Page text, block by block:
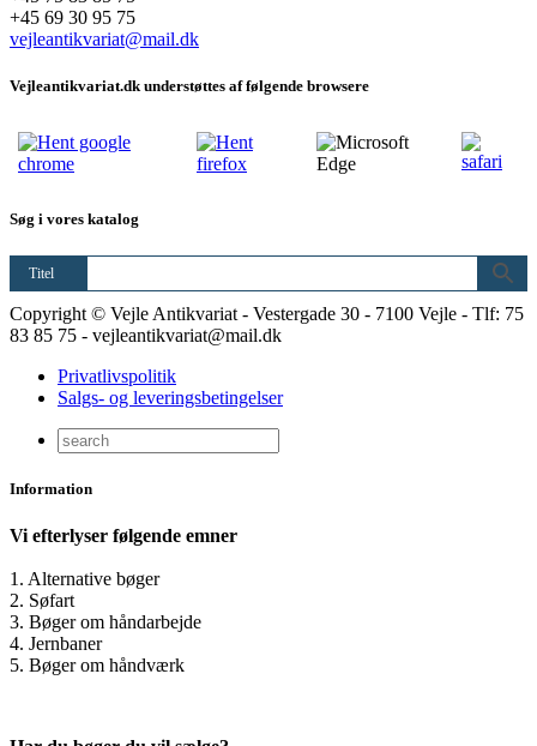
+45 69 30 95 75
vejleantikvariat@mail.dk
Vejleantikvariat.dk understøttes af følgende browsere
Søg i vores katalog
Titel
Copyright © Vejle Antikvariat - Vestergade 30 - 7100 Vejle - Tlf: 75
83 85 75 - vejleantikvariat@mail.dk
Privatlivspolitik
Salgs- og leveringsbetingelser
Information
Vi efterlyser følgende emner
1. Alternative bøger
2. Søfart
3. Bøger om håndarbejde
4. Jernbaner
5. Bøger om håndværk